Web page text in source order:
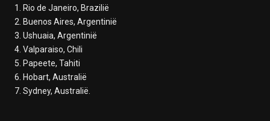
1. Rio de Janeiro, Brazilië
2. Buenos Aires, Argentinië
3. Ushuaia, Argentinië
4. Valparaiso, Chili
5. Papeete, Tahiti
6. Hobart, Australië
7. Sydney, Australië.